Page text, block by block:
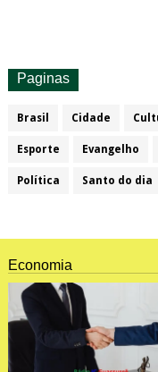
Paginas
Brasil Cidade
Esporte Evangelho
Política Santo do dia
Economia